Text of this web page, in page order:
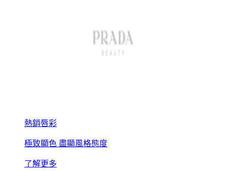
熱銷唇彩
極致顯色 盡顯風格態度
了解更多